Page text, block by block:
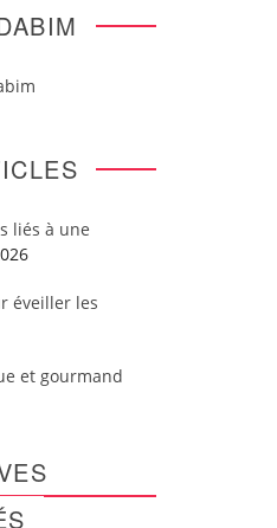
liés à une
éveiller les
et gourmand